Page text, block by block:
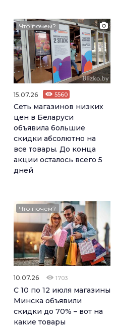
Что почем?
15.07.26 5560
Сеть магазинов низких
цен в Беларуси
объявила большие
скидки абсолютно на
все товары. До конца
акции осталось всего 5
дней
Что почем?
10.07.26 1703
С 10 по 12 июля магазины
Минска объявили
скидки до 70% – вот на
какие товары